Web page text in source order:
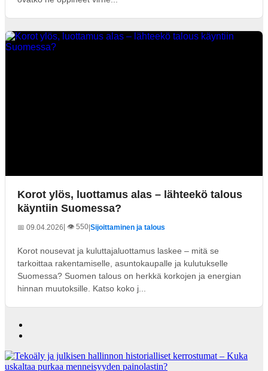
Korot ylös, luottamus alas – lähteekö talous
käyntiin Suomessa?
📅 09.04.2026| 👁️ 550 Sijoittaminen ja talous
Korot nousevat ja kuluttajaluottamus laskee – mitä se
tarkoittaa rakentamiselle, asuntokaupalle ja kulutukselle
Suomessa? Suomen talous on herkkä korkojen ja energian
hinnan muutoksille. Katso koko j...